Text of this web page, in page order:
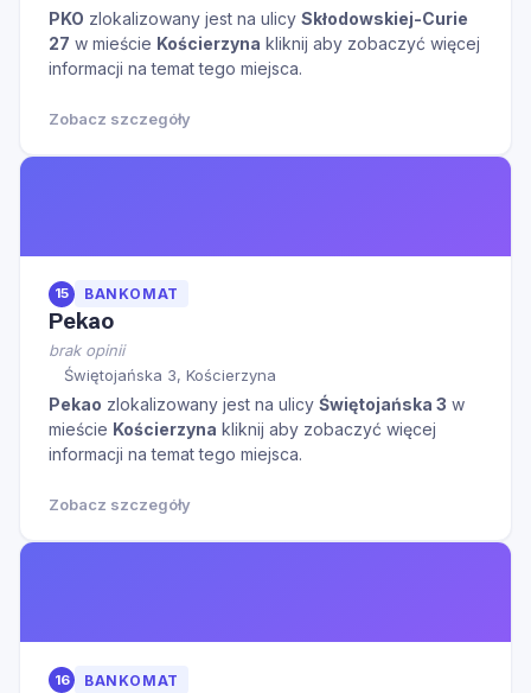
PKO zlokalizowany jest na ulicy Skłodowskiej-Curie
27 w mieście Kościerzyna kliknij aby zobaczyć więcej
informacji na temat tego miejsca.
Zobacz szczegóły
15 BANKOMAT
Pekao
brak opinii
Świętojańska 3, Kościerzyna
Pekao zlokalizowany jest na ulicy Świętojańska 3 w
mieście Kościerzyna kliknij aby zobaczyć więcej
informacji na temat tego miejsca.
Zobacz szczegóły
16 BANKOMAT